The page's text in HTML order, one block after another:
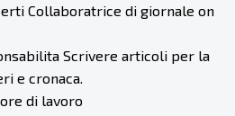
Collaboratrice di giornale on
Scrivere articoli per la
e cronaca.
di lavoro